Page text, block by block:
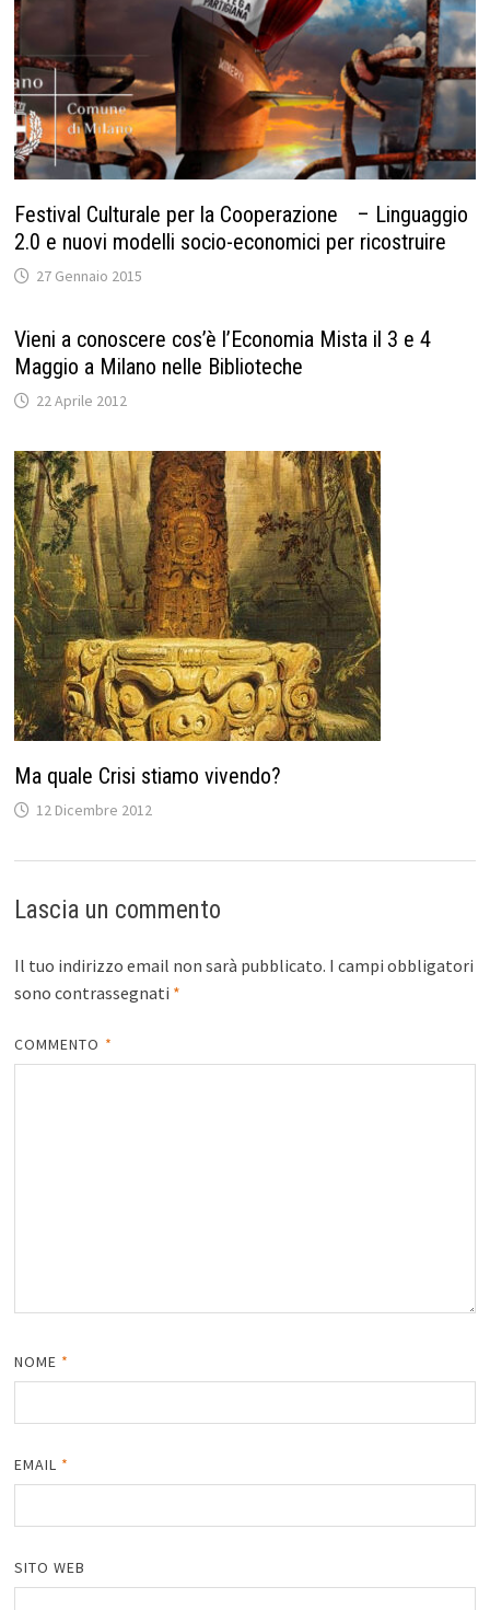
Festival Culturale per la Cooperazione – Linguaggio
2.0 e nuovi modelli socio-economici per ricostruire
27 Gennaio 2015
Vieni a conoscere cos’è l’Economia Mista il 3 e 4
Maggio a Milano nelle Biblioteche
22 Aprile 2012
Ma quale Crisi stiamo vivendo?
12 Dicembre 2012
Lascia un commento
Il tuo indirizzo email non sarà pubblicato. I campi obbligatori
sono contrassegnati *
COMMENTO *
NOME *
EMAIL *
SITO WEB